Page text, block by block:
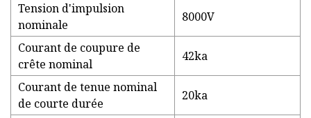
Tension d'impulsion
nominale
8000V
Courant de coupure de
crête nominal
42ka
Courant de tenue nominal
de courte durée
20ka